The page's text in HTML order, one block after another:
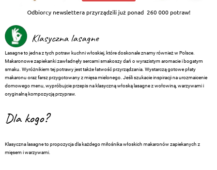
Odbiorcy newslettera przyrządzili już ponad 260 000 potraw!
Klasyczna lasagne
Lasagne to jedna z tych potraw kuchni włoskiej, które doskonale znamy również w Polsce.
Makaronowe zapiekanki zawładnęły sercami smakoszy dań o wyrazistym aromacie i bogatym
smaku. Wyróżnikiem tej potrawy jest także łatwość przyrządzania. Wystarczą gotowe płaty
makaronu oraz farsz przygotowany z mięsa mielonego. Jeśli szukacie inspiracji na urozmaicenie
domowego menu, wypróbujcie przepis na klasyczną włoską lasagne z wołowiną, warzywami i
oryginalną kompozycją przypraw.
Dla kogo?
Klasyczna lasagne to propozycja dla każdego miłośnika włoskich makaronów zapiekanych z
mięsem i warzywami.